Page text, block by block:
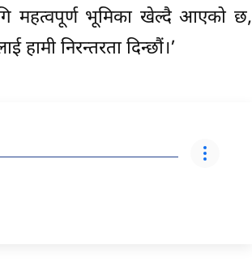
महत्वपूर्ण भूमिका खेल्दै आएको छ,
निरन्तरता दिन्छौं।’